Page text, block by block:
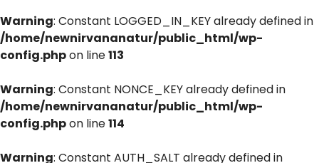
Warning: Constant LOGGED_IN_KEY already defined in
/home/newnirvananatur/public_html/wp-
config.phpon line113
Warning: Constant NONCE_KEY already defined in
/home/newnirvananatur/public_html/wp-
config.phpon line114
Warning: Constant AUTH_SALT already defined in